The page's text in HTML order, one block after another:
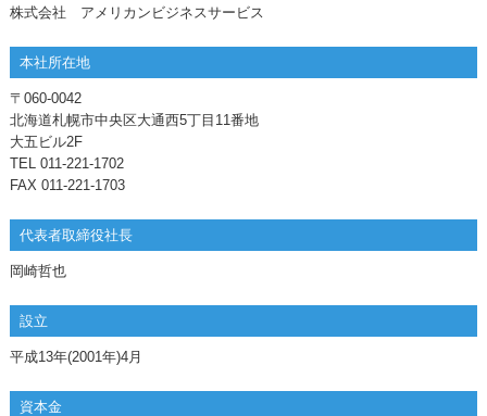
株式会社 アメリカンビジネスサービス
本社所在地
〒060-0042
北海道札幌市中央区大通西5丁目11番地
大五ビル2F
TEL 011-221-1702
FAX 011-221-1703
代表者取締役社長
岡崎哲也
設立
平成13年(2001年)4月
資本金